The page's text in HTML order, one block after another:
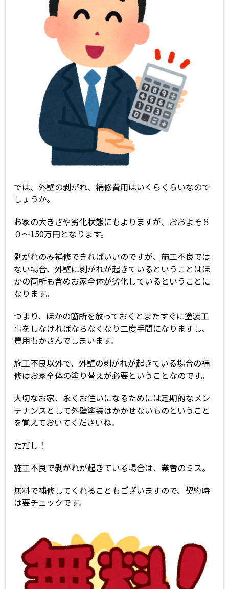
では、外壁の剥がれ、補修費用はいくらくらいなので
しょうか。
お家の大きさや劣化状態にもよりますが、おおよそ８
０～150万円となります。
剥がれのみ補修できればいいのですが、施工不良では
ない場合、外壁に剥がれが起きているということはほ
かの箇所も含めお家全体が劣化しているということに
なります。
つまり、ほかの箇所を放っておくとまたすぐに塗装工
事をしなければならなくなり二度手間になりますし、
費用もかさんでしまいます。
施工不良以外で、外壁の剥がれが起きている場合の補
修はお家全体の塗り替えが必要ということなのです。
大切なお家、永くお住いになるためには定期的なメン
テナンスとして外壁塗装はかかせないものということ
を覚えておいてくださいね。
ただし！
施工不良で剥がれが起きている場合は、業者のミス。
無料で補修してくれることもございますので、契約時
は要チェックです。